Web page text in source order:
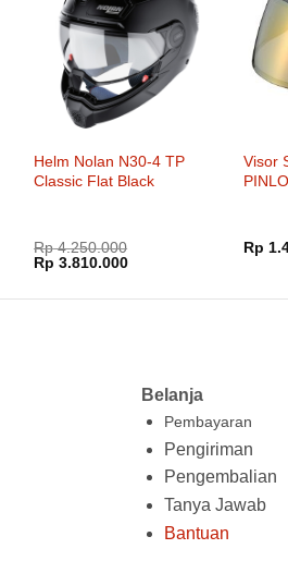
Helm Nolan N30-4 TP
Classic Flat Black
Rp4.250.000
Harga
aslinya
Rp 3.810.000Harga
Visor
Rp
Belanja
Pembayaran
Pengiriman
Pengembalian
Tanya Jawab
Bantuan